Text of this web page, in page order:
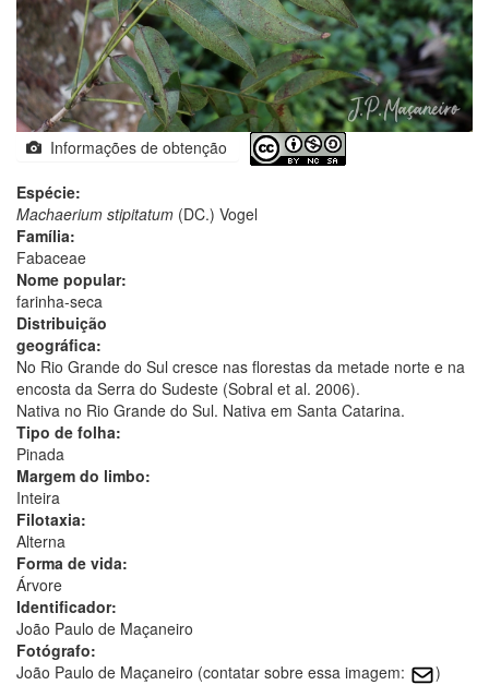
Informações de obtenção
Espécie:
Machaerium stipitatum (DC.) Vogel
Família:
Fabaceae
Nome popular:
farinha-seca
Distribuição
geográfica:
No Rio Grande do Sul cresce nas florestas da metade norte e na
encosta da Serra do Sudeste (Sobral et al. 2006).
Nativa no Rio Grande do Sul. Nativa em Santa Catarina.
Tipo de folha:
Pinada
Margem do limbo:
Inteira
Filotaxia:
Alterna
Forma de vida:
Árvore
Identificador:
João Paulo de Maçaneiro
Fotógrafo:
João Paulo de Maçaneiro (contatar sobre essa imagem:
)